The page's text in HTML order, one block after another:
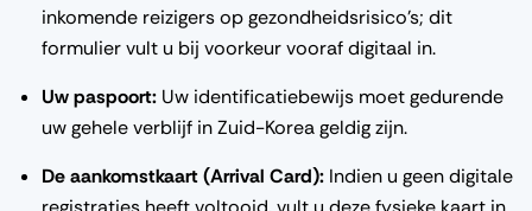
inkomende reizigers op gezondheidsrisico's; dit
formulier vult u bij voorkeur vooraf digitaal in.
Uw paspoort: Uw identificatiebewijs moet gedurende
uw gehele verblijf in Zuid-Korea geldig zijn.
De aankomstkaart (Arrival Card): Indien u geen digitale